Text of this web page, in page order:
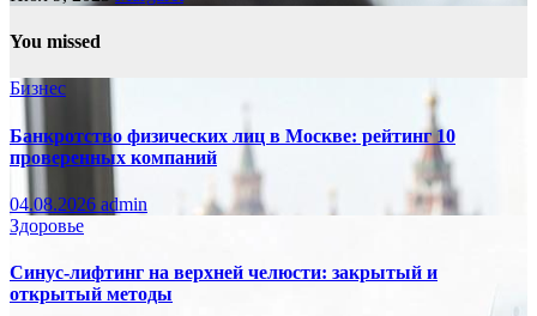
You missed
Бизнес
Банкротство физических лиц в Москве: рейтинг 10
проверенных компаний
04.08.2026 admin
Здоровье
Синус-лифтинг на верхней челюсти: закрытый и
открытый методы